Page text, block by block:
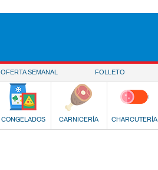
OFERTA SEMANAL FOLLETO
CONGELADOS CARNICERÍA CHARCUTERÍA